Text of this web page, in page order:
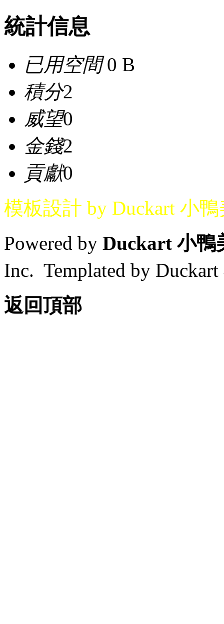
統計信息
已用空間0 B
積分2
威望0
金錢2
貢獻0
模板設計 by Duckart 小
Powered by Duckart 小鴨
Inc. Templated by
返回頂部